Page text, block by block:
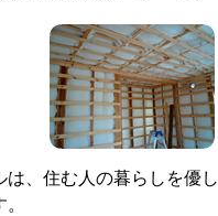
は、住む人の暮らしを優